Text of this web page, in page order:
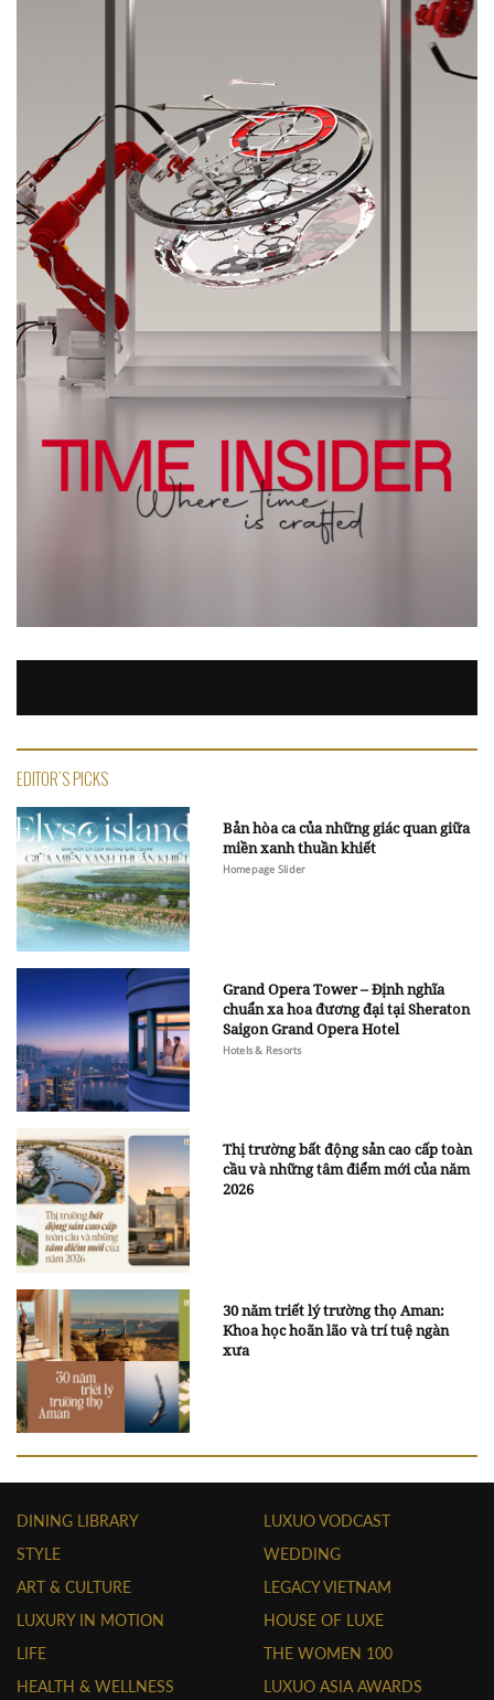
EDITOR'S PICKS
Bản hòa ca của những giác quan giữa
miền xanh thuần khiết
Homepage Slider
Grand Opera Tower – Định nghĩa
chuẩn xa hoa đương đại tại Sheraton
Saigon Grand Opera Hotel
Hotels & Resorts
Thị trường bất động sản cao cấp toàn
cầu và những tâm điểm mới của năm
2026
30 năm triết lý trường thọ Aman:
Khoa học hoãn lão và trí tuệ ngàn
xưa
DINING LIBRARY
STYLE
ART & CULTURE
LUXURY IN MOTION
LIFE
HEALTH & WELLNESS
LUXUO VODCAST
WEDDING
LEGACY VIETNAM
HOUSE OF LUXE
THE WOMEN 100
LUXUO ASIA AWARDS